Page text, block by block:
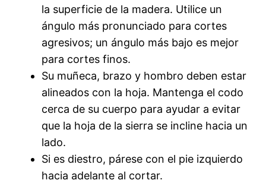
la superficie de la madera. Utilice un
ángulo más pronunciado para cortes
agresivos; un ángulo más bajo es mejor
para cortes finos.
Su muñeca, brazo y hombro deben estar
alineados con la hoja. Mantenga el codo
cerca de su cuerpo para ayudar a evitar
que la hoja de la sierra se incline hacia un
lado.
Si es diestro, párese con el pie izquierdo
hacia adelante al cortar.